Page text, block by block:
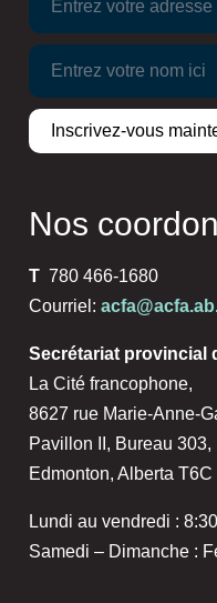
Nos
T 780 466-1680
Courriel:
Secrétariat provincial
La Cité francophone,
8627 rue Marie-Anne-
Pavillon II, Bureau 303,
Edmonton, Alberta T6C
Lundi au vendredi :
Samedi – Dimanche :